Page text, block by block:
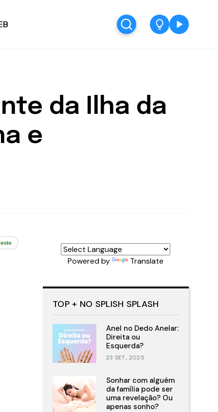
da Ilha da
e
Powered by Translate
TOP + NO SPLISH SPLASH
Anel no Dedo Anelar:
Direita ou
Esquerda?
23 SET., 2025
Sonhar com alguém
da família pode ser
uma revelação? Ou
apenas sonho?